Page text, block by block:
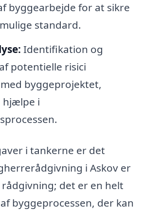
byggearbejde for at sikre
standard.
Identifikation og
potentielle risici
byggeprojektet,
hjælpe i
i tankerne er det
i Askov er
det er en helt
byggeprocessen, der kan